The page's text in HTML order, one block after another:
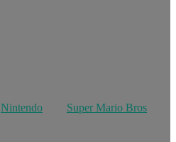
Nintendo Super Mario Bros